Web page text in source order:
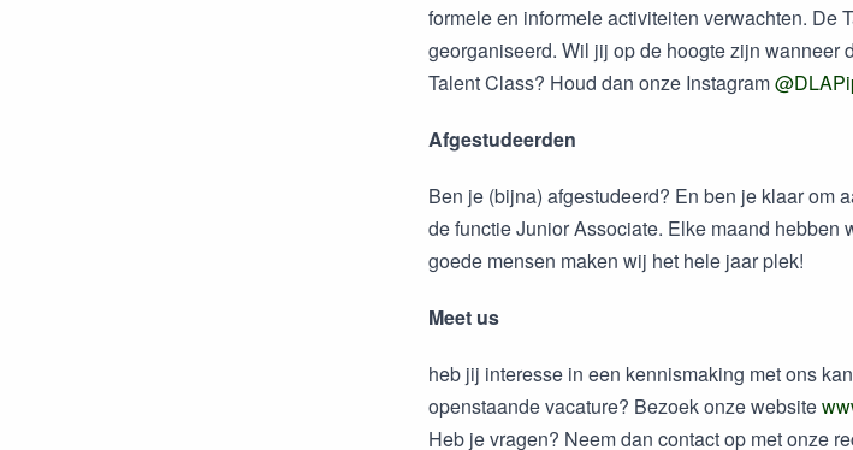
formele en informele activiteiten verwachten. De
georganiseerd. Wil jij op de hoogte zijn wanneer
Talent Class? Houd dan onze Instagram
Afgestudeerden
Ben je (bijna) afgestudeerd? En ben je klaar om
de functie Junior Associate. Elke maand hebben
goede mensen maken wij het hele jaar plek!
Meet us
heb jij interesse in een kennismaking met ons
openstaande vacature? Bezoek onze website
Heb je vragen? Neem dan contact op met onze